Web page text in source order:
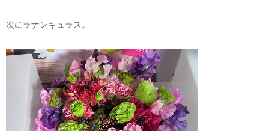
次にラナンキュラス。